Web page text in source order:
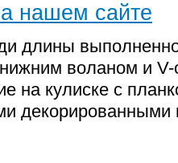
нашем сайте
длины
воланом и
на кулиске с
декорированными